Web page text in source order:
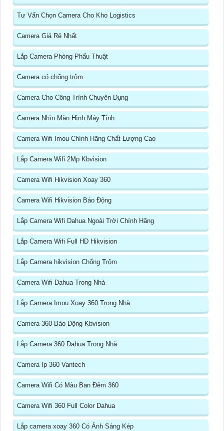
Tư Vấn Chọn Camera Cho Kho Logistics
Camera Giá Rẻ Nhất
Lắp Camera Phòng Phẩu Thuật
Camera có chống trộm
Camera Cho Công Trình Chuyên Dụng
Camera Nhìn Màn Hình Máy Tính
Camera Wifi Imou Chính Hãng Chất Lượng Cao
Lắp Camera Wifi 2Mp Kbvision
Camera Wifi Hikvision Xoay 360
Camera Wifi Hikvision Báo Động
Lắp Camera Wifi Dahua Ngoài Trời Chính Hãng
Lắp Camera Wifi Full HD Hikvision
Lắp Camera hikvision Chống Trộm
Camera Wifi Dahua Trong Nhà
Lắp Camera Imou Xoay 360 Trong Nhà
Camera 360 Báo Động Kbvision
Lắp Camera 360 Dahua Trong Nhà
Camera Ip 360 Vantech
Camera Wifi Có Màu Ban Đêm 360
Camera Wifi 360 Full Color Dahua
Lắp camera xoay 360 Có Ánh Sáng Kép